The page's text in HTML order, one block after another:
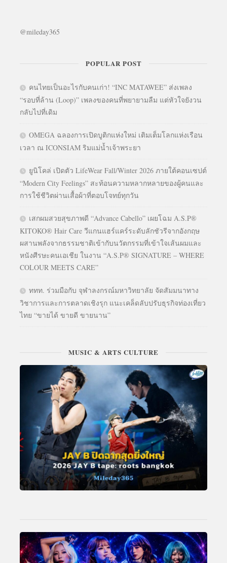
@mileday365
POPULAR POST
คนไทยเป็นอะไรกับคนเก่า! “INC MATAWEE” ส่งเพลง
“รอบที่ล้าน (Loop)” เพลงของคนที่พยายามลืม แต่หัวใจยังวน
กลับไปที่เดิม
OMEGA ฉลองการเปิดบูติกแห่งใหม่ เติมเต็มโลกแห่งเรือน
เวลา ณ ICONSIAM ริมแม่น้ำเจ้าพระยา
ยูนิโคล่ เปิดตัว LifeWear Fall/Winter 2026 ภายใต้คอนเซปต์
“Modern City Feelings” สะท้อนความหลากหลายของผู้คนและ
การใช้ชีวิตผ่านเสื้อผ้าที่ตอบโจทย์ทุกวัน
เสกผมสวยสุขภาพดี “Advance Cabello” เผยโฉม A.S.P®
KITOKO® Hair Care วีแกนแฮร์แคร์ระดับลักชัวรีจากอังกฤษ
ผสานพลังจากธรรมชาติเข้ากับนวัตกรรมที่เข้าใจเส้นผมและ
หนังศีรษะคนเอเชีย ในงาน “A.S.P® SIGNATURE – WHERE
COLOUR MEETS CARE”
ททท. ร่วมมือกับ จุฬาลงกรณ์มหาวิทยาลัย จัดสัมมนาทาง
วิชาการและการตลาดเชิงรุก แนะเคล็ดลับปรับธุรกิจท่องเที่ยว
ไทย “ขายได้ ขายดี ขายนาน”
MUSIC & ARTS CULTURE